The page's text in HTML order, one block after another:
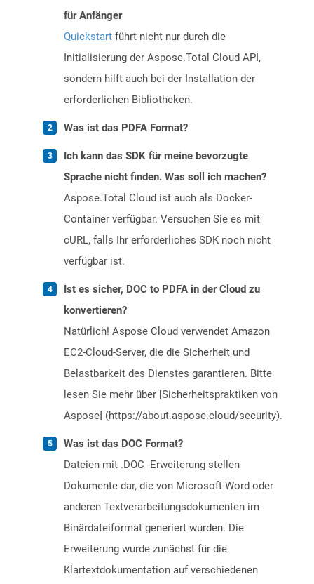
für Anfänger
Quickstart führt nicht nur durch die
Initialisierung der Aspose.Total Cloud API,
sondern hilft auch bei der Installation der
erforderlichen Bibliotheken.
Was ist das PDFA Format?
Ich kann das SDK für meine bevorzugte
Sprache nicht finden. Was soll ich machen?
Aspose.Total Cloud ist auch als Docker-
Container verfügbar. Versuchen Sie es mit
cURL, falls Ihr erforderliches SDK noch nicht
verfügbar ist.
Ist es sicher, DOC to PDFA in der Cloud zu
konvertieren?
Natürlich! Aspose Cloud verwendet Amazon
EC2-Cloud-Server, die die Sicherheit und
Belastbarkeit des Dienstes garantieren. Bitte
lesen Sie mehr über [Sicherheitspraktiken von
Aspose] (https://about.aspose.cloud/security).
Was ist das DOC Format?
Dateien mit .DOC -Erweiterung stellen
Dokumente dar, die von Microsoft Word oder
anderen Textverarbeitungsdokumenten im
Binärdateiformat generiert wurden. Die
Erweiterung wurde zunächst für die
Klartextdokumentation auf verschiedenen